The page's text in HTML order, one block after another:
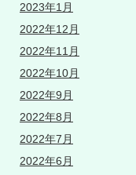
2023年1月
2022年12月
2022年11月
2022年10月
2022年9月
2022年8月
2022年7月
2022年6月